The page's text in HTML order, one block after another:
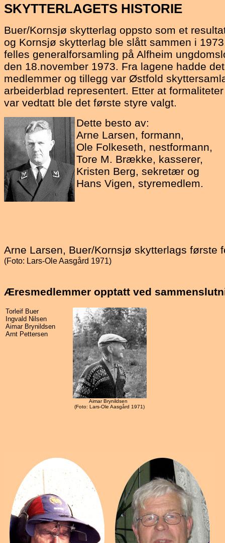
SKYTTERLAGETS HISTORIE
Buer/Kornsjø skytterlag oppsto som et
og Kornsjø skytterlag ble slått sammen i
felles generalforsamling på Alfheim
den 18.november 1973. Fra lagene hadde
medlemmer og tillegg var Østfold
arbeiderblad representert. Etter at
var vedtatt ble det første styre valgt.
Dette besto av:
Arne Larsen, formann,
Ole Folkeseth, nestformann,
Tore M. Brække, kasserer,
Kristen Berg, sekretær og
Hans Vigen, styremedlem.
Arne Larsen, Buer/Kornsjø skytterlags første
(Foto: Lars-Ole Aasgård 1971)
Æresmedlemmer opptatt ved
Torleif Buer
Ingvald Nilsen
Aimar Brynildsen
Arnt Pettersen
Aimar Brynildsen
(Foto: Lars-Ole Aasgård 1971)